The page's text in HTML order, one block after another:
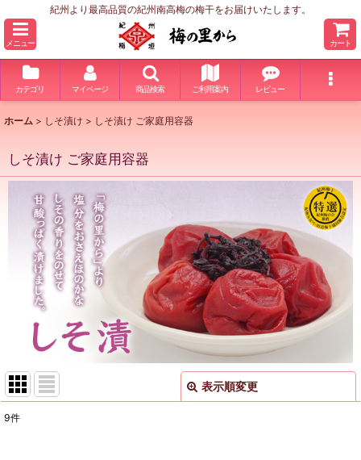
紀州より最高品質の紀州南高梅の梅干をお届けいたします。
メニュー カート
カテゴリ マイページ 商品検索 ご利用案内 レビュー
ホーム > しそ漬け > しそ漬け ご家庭用容器
しそ漬け ご家庭用容器
表示順変更
9件